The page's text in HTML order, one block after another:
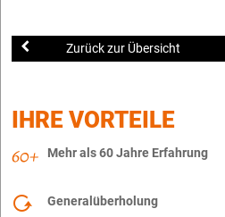
Zurück zur Übersicht
IHRE VORTEILE
Mehr als 60 Jahre Erfahrung
Generalüberholung